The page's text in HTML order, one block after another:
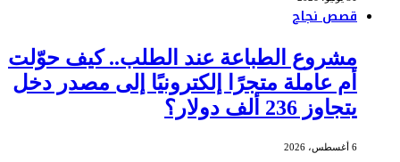
قصص نجاح
مشروع الطباعة عند الطلب.. كيف حوّلت
أم عاملة متجرًا إلكترونيًا إلى مصدر دخل
يتجاوز 236 ألف دولار؟
6 أغسطس، 2026